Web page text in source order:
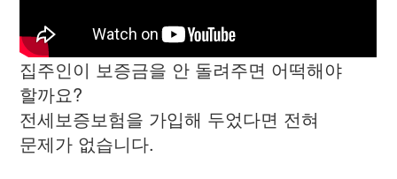
집주인이 보증금을 안 돌려주면 어떡해야
할까요?
전세보증보험을 가입해 두었다면 전혀
문제가 없습니다.